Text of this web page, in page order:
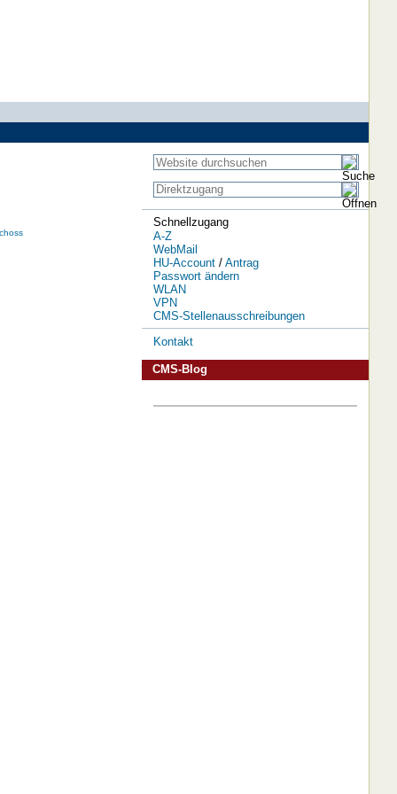
Schnellzugang
A-Z
WebMail
HU-Account/ Antrag
Passwort ändern
WLAN
VPN
CMS-Stellenausschreibungen
Kontakt
CMS-Blog